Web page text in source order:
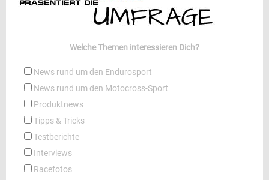
Welche Themen interessieren Dich?
News rund um den Endurosport
News rund um den Motocross-Sport
Produktnews
Tipps & Tricks
Testberichte
Interviews
Racefotos